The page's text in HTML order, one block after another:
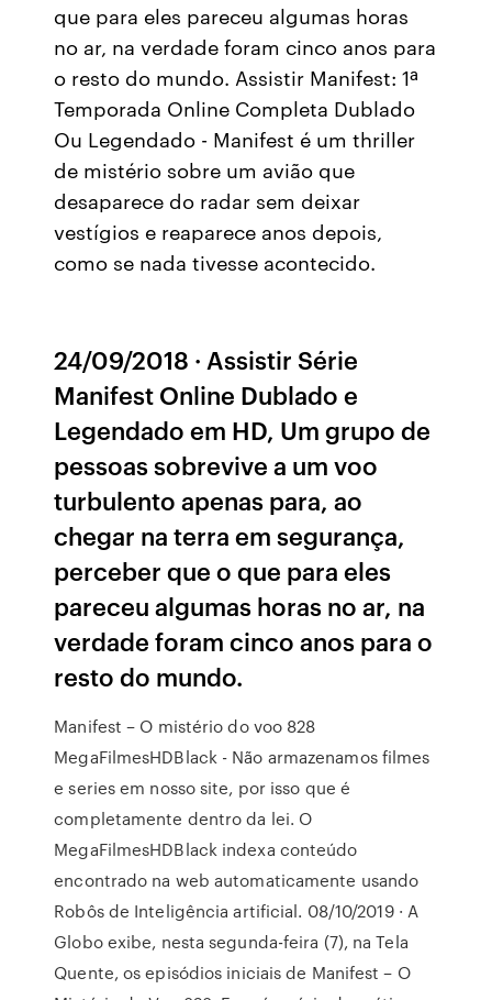
que para eles pareceu algumas horas
no ar, na verdade foram cinco anos para
o resto do mundo. Assistir Manifest: 1ª
Temporada Online Completa Dublado
Ou Legendado - Manifest é um thriller
de mistério sobre um avião que
desaparece do radar sem deixar
vestígios e reaparece anos depois,
como se nada tivesse acontecido.
24/09/2018 · Assistir Série
Manifest Online Dublado e
Legendado em HD, Um grupo de
pessoas sobrevive a um voo
turbulento apenas para, ao
chegar na terra em segurança,
perceber que o que para eles
pareceu algumas horas no ar, na
verdade foram cinco anos para o
resto do mundo.
Manifest – O mistério do voo 828
MegaFilmesHDBlack - Não armazenamos filmes
e series em nosso site, por isso que é
completamente dentro da lei. O
MegaFilmesHDBlack indexa conteúdo
encontrado na web automaticamente usando
Robôs de Inteligência artificial. 08/10/2019 · A
Globo exibe, nesta segunda-feira (7), na Tela
Quente, os episódios iniciais de Manifest – O